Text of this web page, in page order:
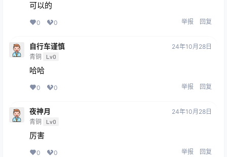
可以的
0 0 举报 回复
自行车谨慎
青铜 Lv0
24年10月28日
哈哈
0 0 举报 回复
夜神月
青铜 Lv0
24年10月28日
厉害
0 0 举报 回复